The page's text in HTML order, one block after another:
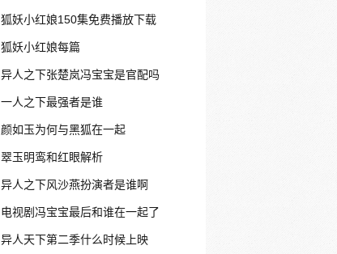
狐妖小红娘150集免费播放下载
狐妖小红娘每篇
异人之下张楚岚冯宝宝是官配吗
一人之下最强者是谁
颜如玉为何与黑狐在一起
翠玉明鸾和红眼解析
异人之下风沙燕扮演者是谁啊
电视剧冯宝宝最后和谁在一起了
异人天下第二季什么时候上映